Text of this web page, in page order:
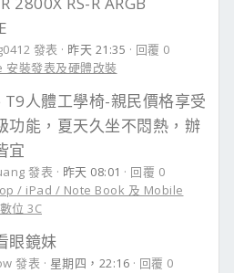
發表 昨天 21:35
回覆 0
安裝發表及硬體改裝
人體工學椅-親民價格享受
功能，夏天久坐不悶熱，辦
宜
發表 昨天 08:01
回覆 0
/ iPad / Note Book 及 Mobile
位 3C
眼鏡妹
發表 星期四，22:16
回覆 0